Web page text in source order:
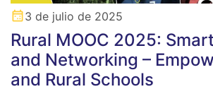
3 de julio de 2025
Rural MOOC 2025:
and Networking –
and Rural Schools